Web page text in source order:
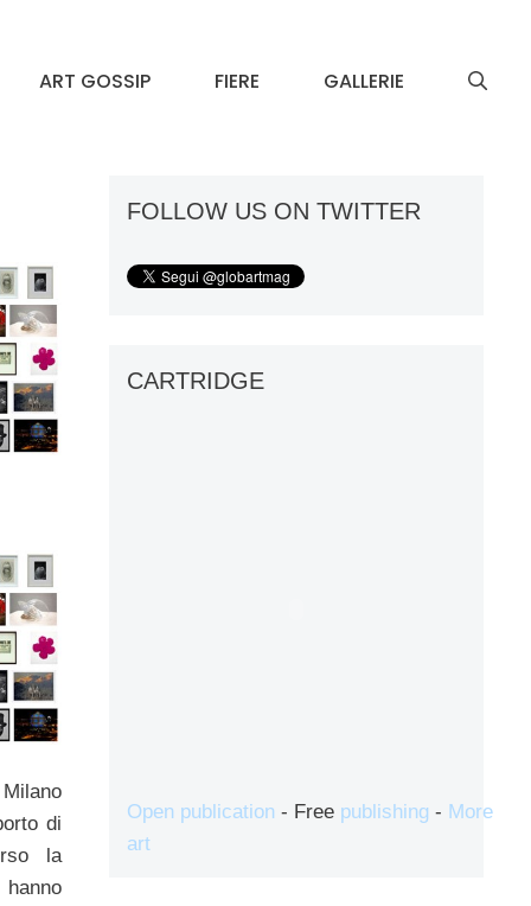
ART GOSSIP FIERE GALLERIE
di
la
FOLLOW US ON TWITTER
CARTRIDGE
Open publication - Free publishing - More
art